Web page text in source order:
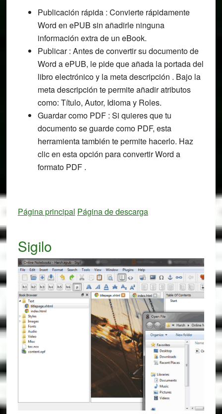
Publicación rápida : Convierte rápidamente
Word en ePUB sin añadirle ninguna
información extra de un eBook.
Publicar : Antes de convertir su documento de
Word a ePUB, le pide que añada la portada del
libro electrónico y la meta descripción . Bajo la
meta descripción te permite añadir atributos
como: Título, Autor, Idioma y Roles.
Guardar como PDF : Si quieres que tu
documento se guarde como PDF, esta
herramienta también te permite hacerlo. Haz
clic en esta opción para convertir Word a
formato PDF .
Página principal Página de descarga
Sigilo